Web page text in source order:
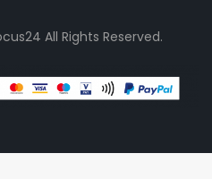
All Rights Reserved.